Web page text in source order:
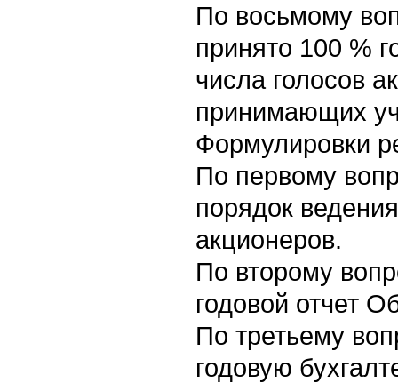
По восьмому
принято 100 %
числа голосов
принимающих
Формулировки
По первому
порядок
акционеров.
По второму
годовой отчет
По третьему
годовую